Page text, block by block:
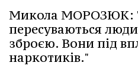
Микола МОРОЗЮК:
пересуваються
зброєю. Вони під
наркотиків."